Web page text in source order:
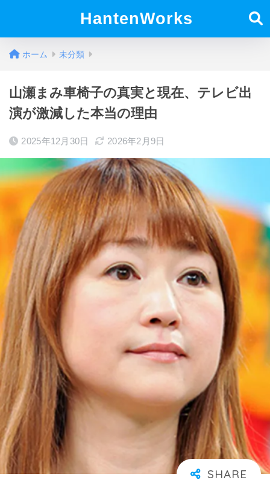
HantenWorks
ホーム 未分類
山瀬まみ車椅子の真実と現在、テレビ出
演が激減した本当の理由
2025年12月30日 2026年2月9日